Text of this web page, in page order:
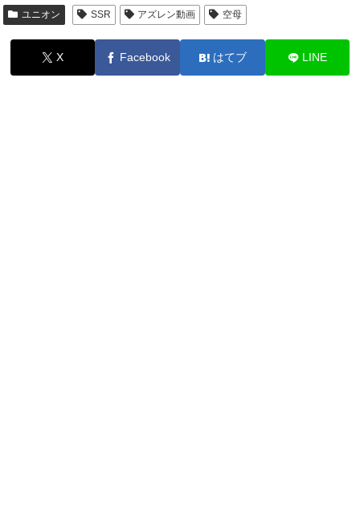
ユニオン SSR アズレン動画 空母
X Facebook はてブ LINE